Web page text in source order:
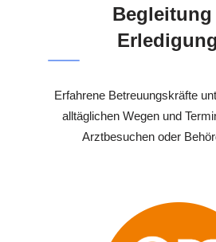
Begleitung
Erfahrene Betreuungskräfte
alltäglichen Wegen und
Arztbesuchen oder